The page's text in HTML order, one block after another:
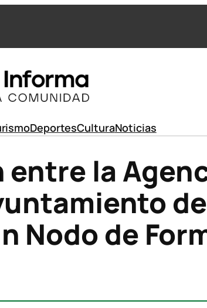
DeportesCulturaNoticias
la
de
Nodo de